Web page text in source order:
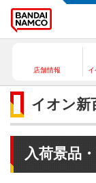
店舗情報
イオン新
入荷景品